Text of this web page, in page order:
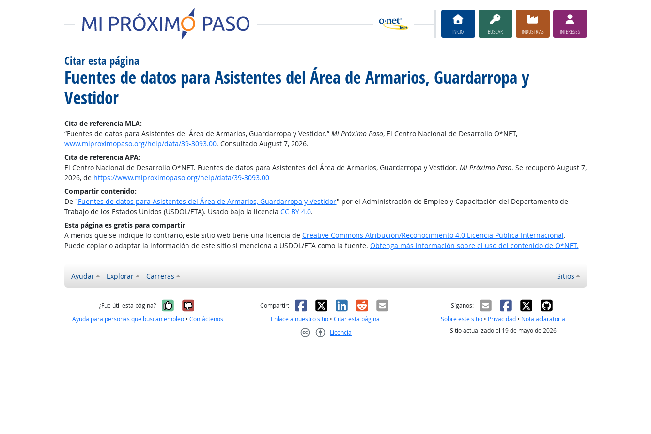
INICIO BUSCAR INDUSTRIAS INTERESES
Citar esta página
Fuentes de datos para Asistentes del Área de Armarios, Guardarropa y
Vestidor
Cita de referencia MLA:
“Fuentes de datos para Asistentes del Área de Armarios, Guardarropa y Vestidor.” Mi Próximo Paso, El Centro Nacional de Desarrollo O*NET,
www.miproximopaso.org/help/data/39-3093.00. Consultado August 7, 2026.
Cita de referencia APA:
El Centro Nacional de Desarrollo O*NET. Fuentes de datos para Asistentes del Área de Armarios, Guardarropa y Vestidor. Mi Próximo Paso. Se recuperó August 7,
2026, de https://www.miproximopaso.org/help/data/39-3093.00
Compartir contenido:
De "Fuentes de datos para Asistentes del Área de Armarios, Guardarropa y Vestidor" por el Administración de Empleo y Capacitación del Departamento de
Trabajo de los Estados Unidos (USDOL/ETA). Usado bajo la licencia CC BY 4.0.
Esta página es gratis para compartir
A menos que se indique lo contrario, este sitio web tiene una licencia de Creative Commons Atribución/Reconocimiento 4.0 Licencia Pública Internacional.
Puede copiar o adaptar la información de este sitio si menciona a USDOL/ETA como la fuente. Obtenga más información sobre el uso del contenido de O*NET.
Ayudar Explorar Carreras Sitios
¿Fue útil esta página? Sí, fue útil
No, no fue útil
Ayuda para personas que buscan empleo •Contáctenos
Compartir: Facebook
X LinkedIn
RedditCorreo electrónico
Enlace a nuestro sitio •Citar esta página
Licencia
Síganos:
Sobre este sitio • Privacidad • Nota aclaratoria
Sitio actualizado el 19 de mayo de 2026